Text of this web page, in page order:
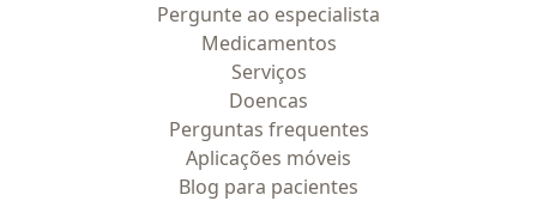
Pergunte ao especialista
Medicamentos
Serviços
Doencas
Perguntas frequentes
Aplicações móveis
Blog para pacientes